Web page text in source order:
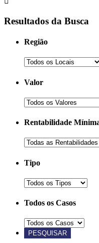
Resultados da Busca
Região
Valor
Rentabilidade
Tipo
Todos os Casos